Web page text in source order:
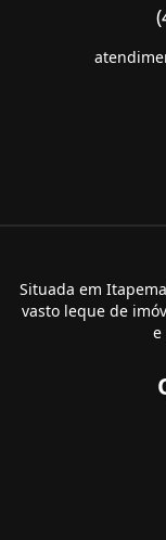
Situada em
vasto leque de
e